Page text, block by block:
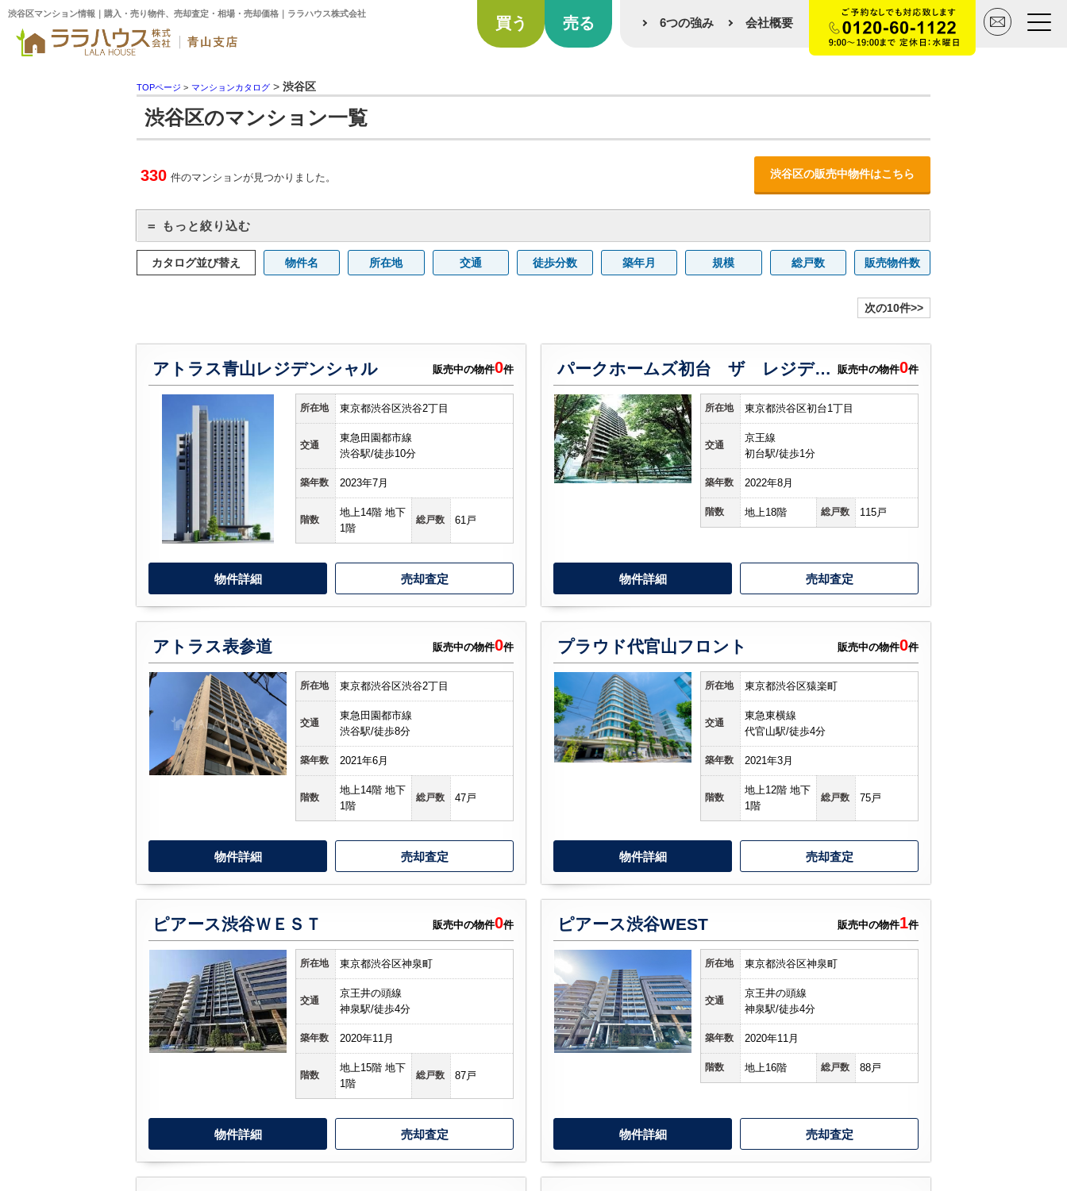
渋谷区マンション情報｜購入・売り物件、売却査定・相場・売却価格｜ララハウス株式会社
買う 売る 6つの強み 会社概要
トップページ
売りたい
空間デザイン事例
マンションカタログ
お客様の声
お知らせ
来店予約
お気に入り物件
会員登録
TOPページ > マンションカタログ > 渋谷区
渋谷区のマンション一覧
330 件のマンションが見つかりました。 渋谷区の販売中物件はこちら
＝ もっと絞り込む
カタログ並び替え 物件名 所在地 交通 徒歩分数 築年月 規模 総戸数 販売物件数
次の10件>>
アトラス青山レジデンシャル 販売中の物件0件
所在地 東京都渋谷区渋谷2丁目
交通
東急田園都市線
渋谷駅/徒歩10分
築年数 2023年7月
階数
地上14階 地下
1階
総戸数 61戸
物件詳細 売却査定
パークホームズ初台 ザ レジデンス 販売中の物件0件
所在地 東京都渋谷区初台1丁目
交通
京王線
初台駅/徒歩1分
築年数 2022年8月
階数 地上18階 総戸数 115戸
物件詳細 売却査定
アトラス表参道 販売中の物件0件
所在地 東京都渋谷区渋谷2丁目
交通
東急田園都市線
渋谷駅/徒歩8分
築年数 2021年6月
階数
地上14階 地下
1階
総戸数 47戸
物件詳細 売却査定
プラウド代官山フロント 販売中の物件0件
所在地 東京都渋谷区猿楽町
交通
東急東横線
代官山駅/徒歩4分
築年数 2021年3月
階数
地上12階 地下
1階
総戸数 75戸
物件詳細 売却査定
ピアース渋谷ＷＥＳＴ 販売中の物件0件
所在地 東京都渋谷区神泉町
交通
京王井の頭線
神泉駅/徒歩4分
築年数 2020年11月
階数
地上15階 地下
1階
総戸数 87戸
物件詳細 売却査定
ピアース渋谷WEST 販売中の物件1件
所在地 東京都渋谷区神泉町
交通
京王井の頭線
神泉駅/徒歩4分
築年数 2020年11月
階数 地上16階 総戸数 88戸
物件詳細 売却査定